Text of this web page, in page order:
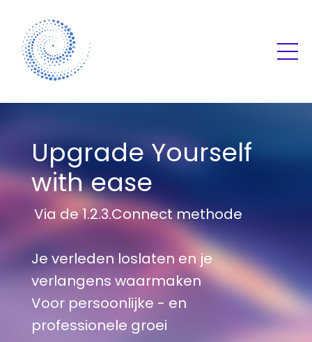
Upgrade Yourself
with ease
Via de 1.2.3.Connect methode
Je verleden loslaten en je
verlangens waarmaken
Voor persoonlijke - en
professionele groei